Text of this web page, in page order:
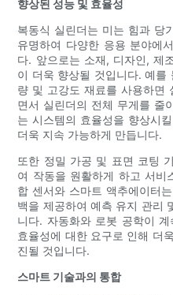
향상된 성능 및 효율성
복동식 실린더는 미는 힘과 당
유명하여 다양한 응용 분야에
다. 앞으로는 소재, 디자인, 제
이 더욱 향상될 것입니다. 예를
량 및 고강도 재료를 사용하면
면서 실린더의 전체 무게를 줄
는 시스템의 효율성을 향상시
더욱 지속 가능하게 만듭니다.
또한 정밀 가공 및 표면 코팅
여 작동을 원활하게 하고 서비
합 센서와 스마트 액추에이터
백을 제공하여 예측 유지 관리
니다. 자동화와 로봇 공학이
효율성에 대한 요구로 인해 더
진될 것입니다.
스마트 기술과의 통합